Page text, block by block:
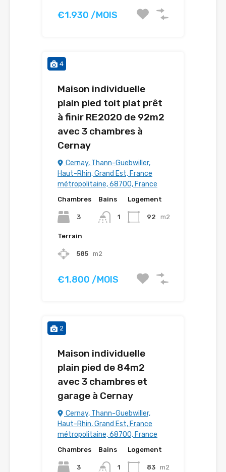
€1.930 /MOIS
4
Maison individuelle
plain pied toit plat prêt
à finir RE2020 de 92m2
avec 3 chambres à
Cernay
Cernay, Thann-Guebwiller,
Haut-Rhin, Grand Est, France
métropolitaine, 68700, France
Chambres
3
Bains
1
Logement
92 m2
Terrain
585 m2
€1.800 /MOIS
2
Maison individuelle
plain pied de 84m2
avec 3 chambres et
garage à Cernay
Cernay, Thann-Guebwiller,
Haut-Rhin, Grand Est, France
métropolitaine, 68700, France
Chambres
3
Bains
1
Logement
83 m2